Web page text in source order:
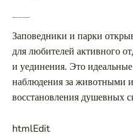
Привлекательность для туристов
Заповедники и парки
для любителей активного
и уединения. Это
наблюдения за животными
восстановления душевных
htmlEdit